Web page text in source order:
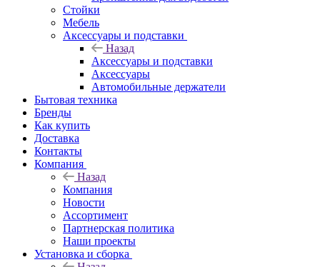
Стойки
Мебель
Аксессуары и подставки
Назад
Аксессуары и подставки
Аксессуары
Автомобильные держатели
Бытовая техника
Бренды
Как купить
Доставка
Контакты
Компания
Назад
Компания
Новости
Ассортимент
Партнерская политика
Наши проекты
Установка и сборка